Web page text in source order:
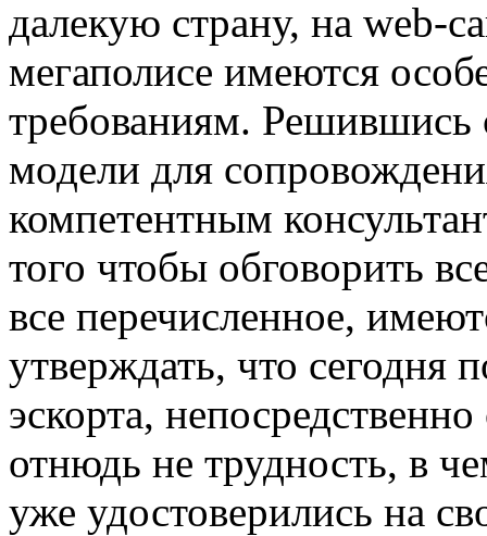
далекую страну, на web-
мегаполисе имеются
требованиям.
модели для
компетентным
того чтобы обговорить
все перечисленное,
утверждать, что сегодня
эскорта,
отнюдь не трудность, в
уже удостоверились на